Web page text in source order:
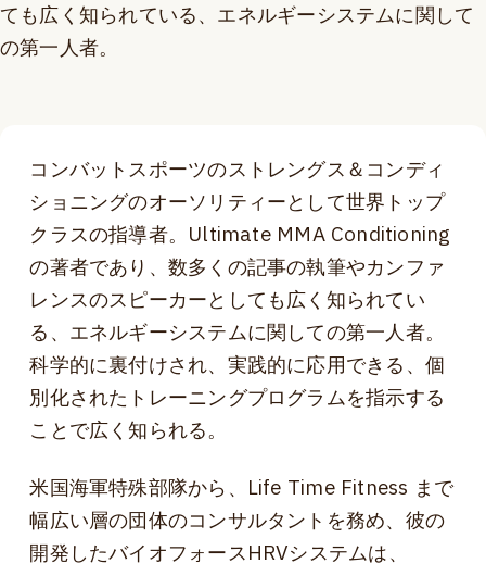
ても広く知られている、エネルギーシステムに関して
の第一人者。
コンバットスポーツのストレングス＆コンディ
ショニングのオーソリティーとして世界トップ
クラスの指導者。Ultimate MMA Conditioning
の著者であり、数多くの記事の執筆やカンファ
レンスのスピーカーとしても広く知られてい
る、エネルギーシステムに関しての第一人者。
科学的に裏付けされ、実践的に応用できる、個
別化されたトレーニングプログラムを指示する
ことで広く知られる。
米国海軍特殊部隊から、Life Time Fitness まで
幅広い層の団体のコンサルタントを務め、彼の
開発したバイオフォースHRVシステムは、